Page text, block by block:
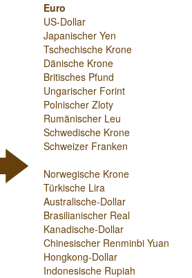
Euro
US-Dollar
Japanischer Yen
Tschechische Krone
Dänische Krone
Britisches Pfund
Ungarischer Forint
Polnischer Zloty
Rumänischer Leu
Schwedische Krone
Schweizer Franken
Norwegische Krone
Türkische Lira
Australische-Dollar
Brasilianischer Real
Kanadische-Dollar
Chinesischer Renminbi Yuan
Hongkong-Dollar
Indonesische Rupiah